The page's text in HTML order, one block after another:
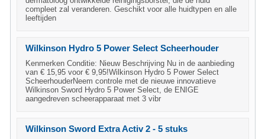
compleet zal veranderen. Geschikt voor alle huidtypen en alle
leeftijden
Wilkinson Hydro 5 Power Select Scheerhouder
Kenmerken Conditie: Nieuw Beschrijving Nu in de aanbieding
van € 15,95 voor € 9,95!Wilkinson Hydro 5 Power Select
ScheerhouderNeem controle met de nieuwe innovatieve
Wilkinson Sword Hydro 5 Power Select, de ENIGE
aangedreven scheerapparaat met 3 vibr
Wilkinson Sword Extra Activ 2 - 5 stuks